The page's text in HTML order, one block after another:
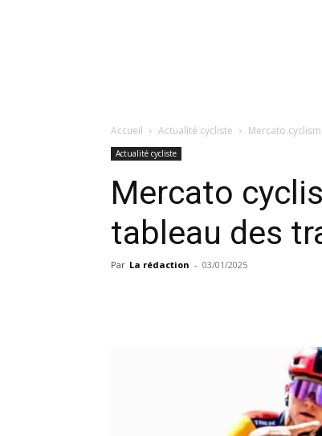
Accueil Actualité cycliste Mercato
Actualité cycliste
Mercato
tableau des
Par La rédaction - 03/01/2025